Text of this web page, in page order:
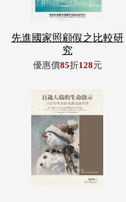
先進國家照顧假之比較研
究
優惠價85折128元